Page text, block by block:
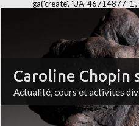
ga('create', 'UA-46714877-
Caroline Chopin
Actualité, cours et activités